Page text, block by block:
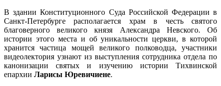
В здании Конституционного Суда Российской Федерации в
Санкт-Петербурге располагается храм в честь святого
благоверного великого князя Александра Невского. Об
истории этого места и об уникальности церкви, в которой
хранится частица мощей великого полководца, участники
видеолектория узнают из выступления сотрудника отдела по
канонизации святых и изучению истории Тихвинской
епархии Ларисы Юревичиене.